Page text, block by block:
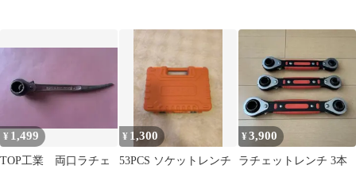
¥ 1,499
TOP工業 両口ラチェ
¥ 1,300
53PCS ソケットレンチ
¥3,900
ラチェットレンチ 3本